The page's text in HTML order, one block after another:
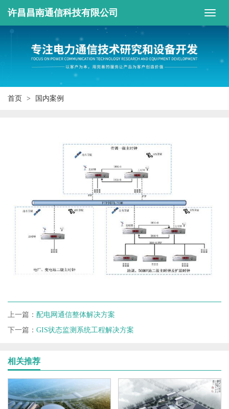
许昌昌南通信科技有限公司
首页 国内案例
上一篇： 配电网通信整体解决方案
下一篇： GIS状态监测系统工程解决方案
相关推荐